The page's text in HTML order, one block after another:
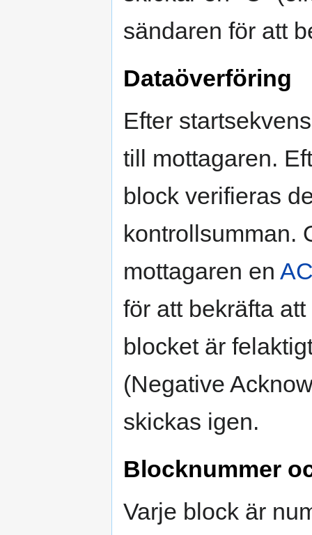
sändaren för att
Dataöverföring
Efter
till mottagaren.
block verifieras
kontrollsumman.
mottagaren en
för att bekräfta
blocket är
(Negative
skickas igen.
Blocknummer
Varje block är